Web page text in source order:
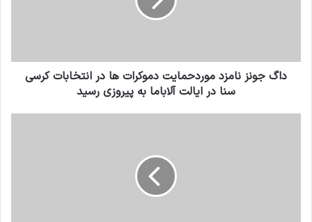
داگ جونز نامزد موردحمایت دموکرات ها در انتخابات کرسی
سنا در ایالت آلاباما به پیروزی رسید